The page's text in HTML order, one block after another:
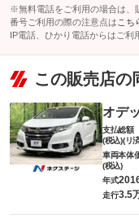
※無料電話をご利用の場合は、
番号ご利用の際の注意点は こち
IP電話、ひかり電話からはご利
この販売店の
オデ
支払総額
(税込)(リ
車両本体
(税込)
年式
走行3.5